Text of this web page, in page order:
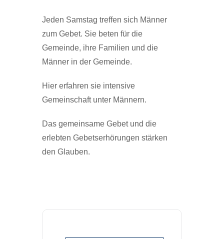
Jeden Samstag treffen sich Männer
zum Gebet. Sie beten für die
Gemeinde, ihre Familien und die
Männer in der Gemeinde.
Hier erfahren sie intensive
Gemeinschaft unter Männern.
Das gemeinsame Gebet und die
erlebten Gebetserhörungen stärken
den Glauben.